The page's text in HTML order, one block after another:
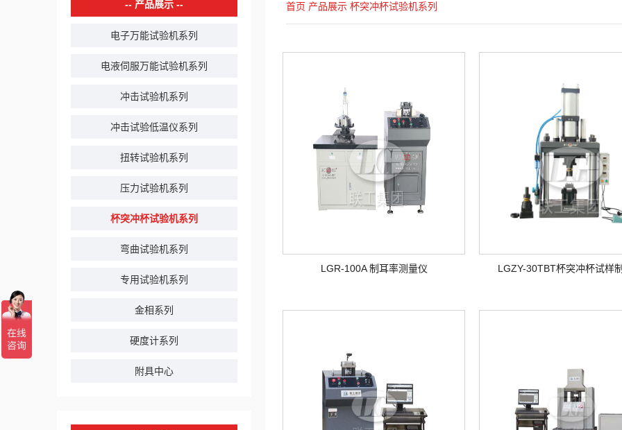
产品展示
电子万能试验机系列
电液伺服万能试验机系列
冲击试验机系列
冲击试验低温仪系列
扭转试验机系列
压力试验机系列
杯突冲杯试验机系列
弯曲试验机系列
专用试验机系列
金相系列
硬度计系列
附具中心
首页 产品展示 杯突冲杯试验机系列
LGR-100A 制耳率测量仪 LGZY-30TBT杯突冲杯试样